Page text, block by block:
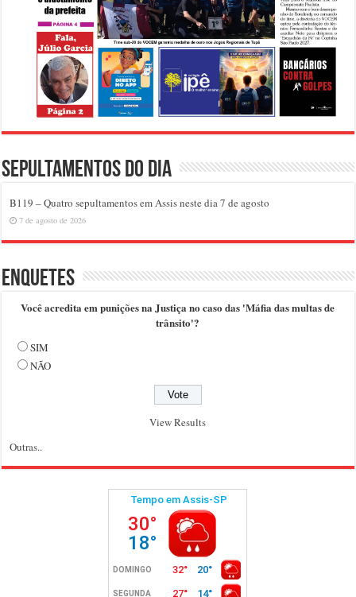
Sepultamentos do dia
B119 – Quatro sepultamentos em Assis neste dia 7 de agosto
7 de agosto de 2026
Enquetes
Você acredita em punições na Justiça no caso das 'Máfia das multas de
trânsito'?
SIM
NÃO
View Results
Outras..